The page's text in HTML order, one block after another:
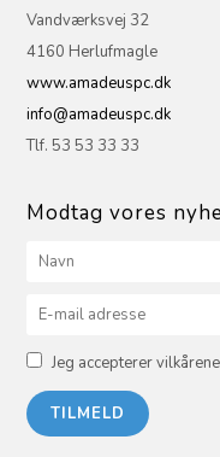
Vandværksvej 32
4160 Herlufmagle
www.amadeuspc.dk
info@amadeuspc.dk
Tlf. 53 53 33 33
Modtag vores
Jeg accepterer vilkårene